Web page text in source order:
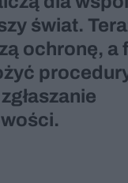
świat.
ochronę, a